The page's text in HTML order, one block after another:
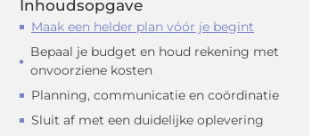
Inhoudsopgave
Maak een helder plan vóór je begint
Bepaal je budget en houd rekening met
onvoorziene kosten
Planning, communicatie en coördinatie
Sluit af met een duidelijke oplevering